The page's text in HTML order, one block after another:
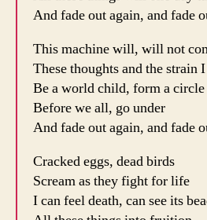
And fade out again, and fade
This machine will, will not
These thoughts and the strain
Be a world child, form a circle
Before we all, go under
And fade out again, and fade
Cracked eggs, dead birds
Scream as they fight for life
I can feel death, can see its